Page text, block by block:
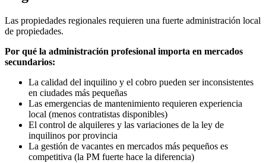
Las propiedades regionales requieren una fuerte administración local
de propiedades.
Por qué la administración profesional importa en mercados
secundarios:
La calidad del inquilino y el cobro pueden ser inconsistentes
en ciudades más pequeñas
Las emergencias de mantenimiento requieren experiencia
local (menos contratistas disponibles)
El control de alquileres y las variaciones de la ley de
inquilinos por provincia
La gestión de vacantes en mercados más pequeños es
competitiva (la PM fuerte hace la diferencia)